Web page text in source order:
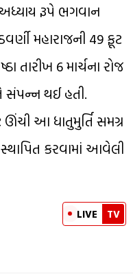
રૂપે ભગવાન
મહારાજની 49 ફૂટ
તારીખ 6 માર્ચના રોજ
સંપન્ન થઈ હતી.
આ ધાતુમુર્તિ સમગ્ર
કરવામાં આવેલી
LIVE TV